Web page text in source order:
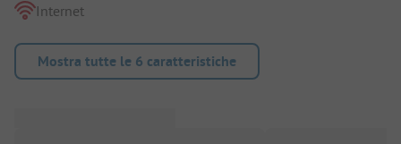
Internet
Mostra tutte le 6 caratteristiche